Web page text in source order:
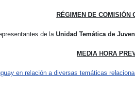
RÉGIMEN DE COMISIÓN
de la Unidad Temática de
MEDIA HORA
en relación a diversas temáticas